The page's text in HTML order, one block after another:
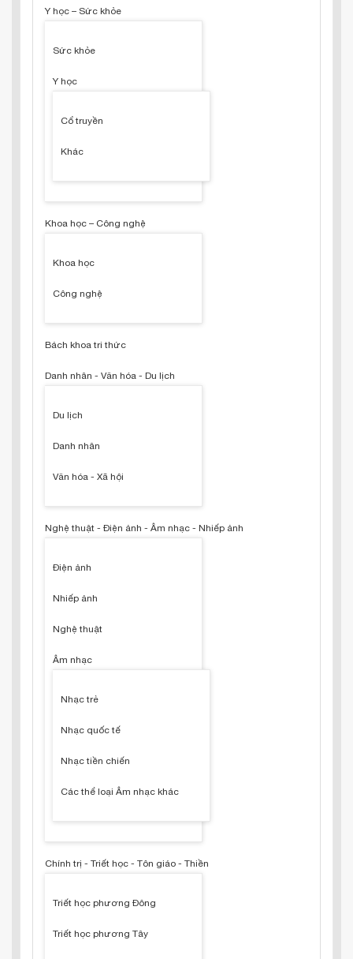
Y học – Sức khỏe
Sức khỏe
Y học
Cổ truyền
Khác
Khoa học – Công nghệ
Khoa học
Công nghệ
Bách khoa tri thức
Danh nhân - Văn hóa - Du lịch
Du lịch
Danh nhân
Văn hóa - Xã hội
Nghệ thuật - Điện ảnh - Âm nhạc - Nhiếp ảnh
Điện ảnh
Nhiếp ảnh
Nghệ thuật
Âm nhạc
Nhạc trẻ
Nhạc quốc tế
Nhạc tiền chiến
Các thể loại Âm nhạc khác
Chính trị - Triết học - Tôn giáo - Thiền
Triết học phương Đông
Triết học phương Tây